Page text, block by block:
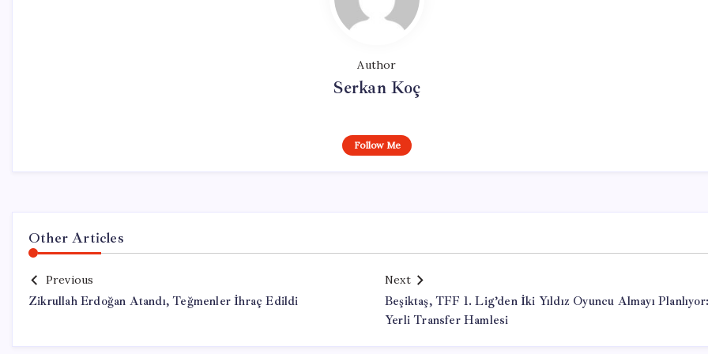
Author
Serkan Koç
Follow Me
Other Articles
Previous
Zikrullah Erdoğan Atandı, Teğmenler İhraç Edildi
Next
Beşiktaş, TFF 1. Lig’den İki Yıldız Oyuncu Almayı Planlıyor:
Yerli Transfer Hamlesi